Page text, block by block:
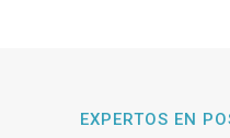
EXPERTOS EN